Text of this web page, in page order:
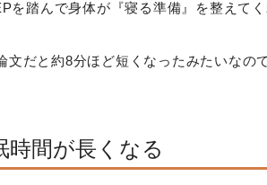
を踏んで身体が『寝る準備』を整えて
文だと約8分ほど短くなったみたいなの
間が長くなる